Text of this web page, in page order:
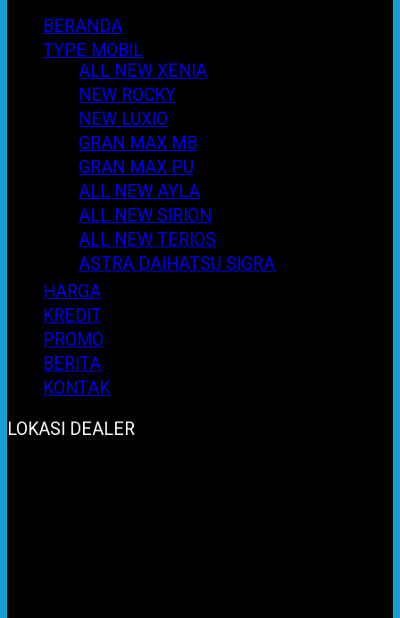
BERANDA
TYPE MOBIL
ALL NEW XENIA
NEW ROCKY
NEW LUXIO
GRAN MAX MB
GRAN MAX PU
ALL NEW AYLA
ALL NEW SIRION
ALL NEW TERIOS
ASTRA DAIHATSU SIGRA
HARGA
KREDIT
PROMO
BERITA
KONTAK
LOKASI DEALER